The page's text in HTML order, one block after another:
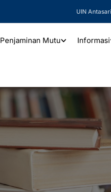
UIN Antasari
Penjaminan Mutu Informasi